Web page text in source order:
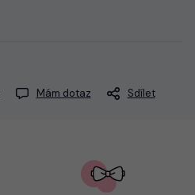
Mám dotaz Sdílet